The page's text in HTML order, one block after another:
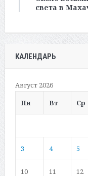
света в
КАЛЕНДАРЬ
Август 2026
Пн
Вт Ср
3 4 5
10 11 12